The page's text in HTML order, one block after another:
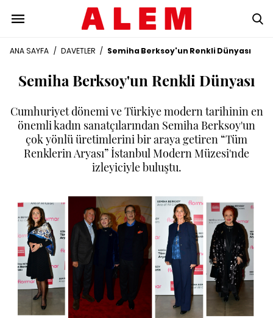
ANA SAYFA / DAVETLER / Semiha Berksoy'un Renkli Dünyası
Semiha Berksoy'un Renkli Dünyası
Cumhuriyet dönemi ve Türkiye modern tarihinin en
önemli kadın sanatçılarından Semiha Berksoy'un
çok yönlü üretimlerini bir araya getiren “Tüm
Renklerin Aryası” İstanbul Modern Müzesi'nde
izleyiciyle buluştu.